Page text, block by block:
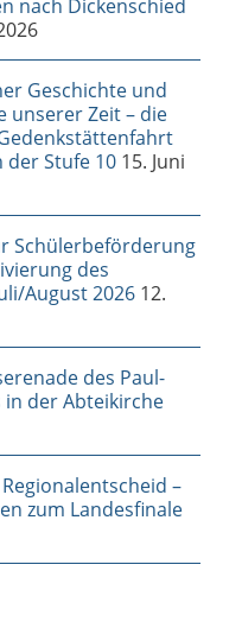
nach Dickenschied
Geschichte und
unserer Zeit – die
der Stufe 10 15. Juni
Schülerbeförderung
des
August 2026 12.
des Paul-
in der Abteikirche
–
zum Landesfinale